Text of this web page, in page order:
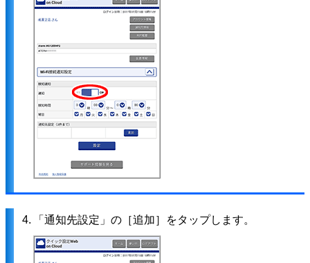
4. 「通知先設定」の［追加］をタップします。